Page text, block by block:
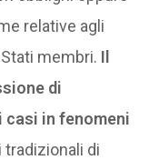
relative agli
membri. Il
di
casi in fenomeni
tradizionali di